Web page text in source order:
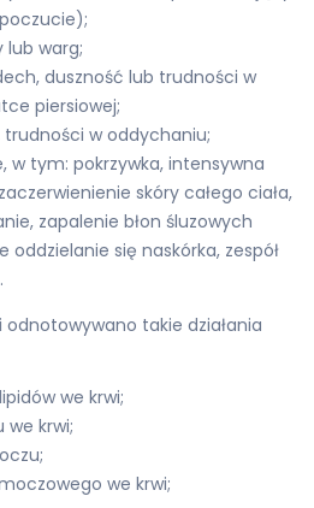
lub warg;
duszność lub trudności w
piersiowej;
trudności w oddychaniu;
w tym: pokrzywka, intensywna
skóry całego ciała,
zapalenie błon śluzowych
się naskórka, zespół
takie działania
we krwi;
we krwi;
we krwi;